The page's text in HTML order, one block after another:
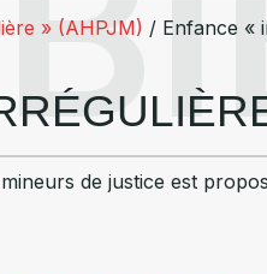
» (AHPJM) / Enfance «
de justice est